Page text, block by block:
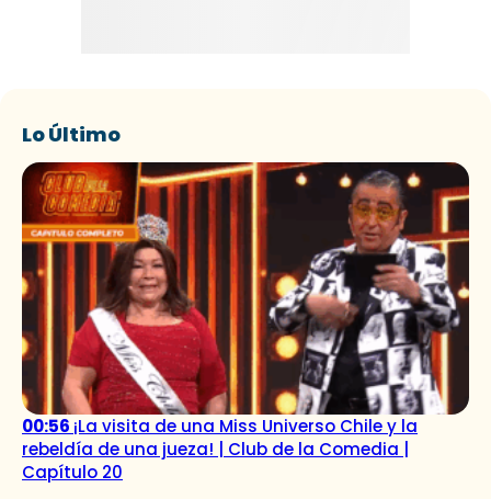
Lo Último
00:56 ¡La visita de una Miss Universo Chile y la
rebeldía de una jueza! | Club de la Comedia |
Capítulo 20